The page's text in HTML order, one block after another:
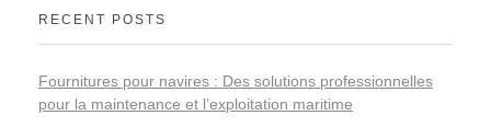
RECENT POSTS
Fournitures pour navires : Des solutions professionnelles
pour la maintenance et l’exploitation maritime